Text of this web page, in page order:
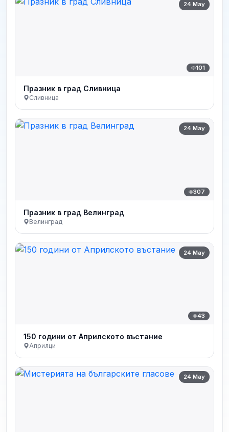
24 May
101
Празник в град Сливница
Сливница
24 May
307
Празник в град Велинград
Велинград
24 May
43
150 години от Априлското въстание
Априлци
24 May